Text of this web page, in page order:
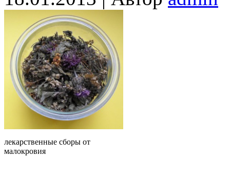
лекарственные сборы от
малокровия